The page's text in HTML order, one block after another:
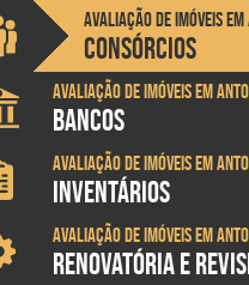
Avaliação de imóveis
CONSÓRCIOS
Avaliação de imóveis em
BANCOS
Avaliação de imóveis em
INVENTÁRIOS
Avaliação de imóveis em
RENOVATÓRIA E